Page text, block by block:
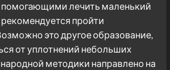
лечить маленький
пройти
это другое образование,
от уплотнений небольших
методики направлено на